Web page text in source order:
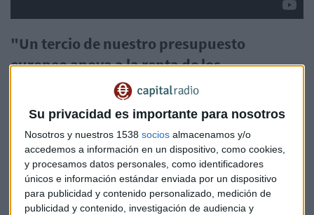
Su privacidad es importante para nosotros
Nosotros y nuestros 1538 socios almacenamos y/o
accedemos a información en un dispositivo, como cookies,
y procesamos datos personales, como identificadores
únicos e información estándar enviada por un dispositivo
para publicidad y contenido personalizado, medición de
publicidad y contenido, investigación de audiencia y
"Un tercio de nuestro presupuesto
europeo apoya a la renta de los
Virvilis subraya que, en el periodo de 2023-2027, se van a
distribuir más de 300.000 millones de euros a los
agricultores (31.000 millones en el caso español). Además,
apunta que Europa ya está tomando decisiones con el
objetivo de paliar buena parte de las peticiones del sector
primario.